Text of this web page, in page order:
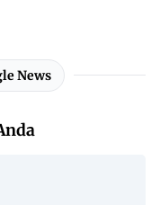
News